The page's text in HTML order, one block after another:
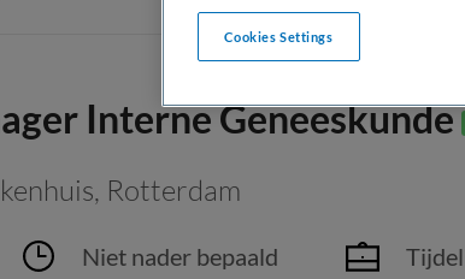
Interne Geneeskunde
, Rotterdam
Niet nader bepaald
Cookies Settings